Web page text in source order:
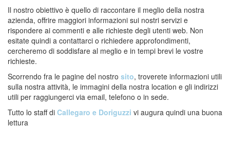
Il nostro obiettivo è quello di raccontare il meglio della nostra
azienda, offrire maggiori informazioni sui nostri servizi e
rispondere ai commenti e alle richieste degli utenti web. Non
esitate quindi a contattarci o richiedere approfondimenti,
cercheremo di soddisfare al meglio e in tempi brevi le vostre
richieste.
Scorrendo fra le pagine del nostro sito, troverete informazioni utili
sulla nostra attività, le immagini della nostra location e gli indirizzi
utili per raggiungerci via email, telefono o in sede.
Tutto lo staff di Callegaro e Doriguzzi vi augura quindi una buona
lettura